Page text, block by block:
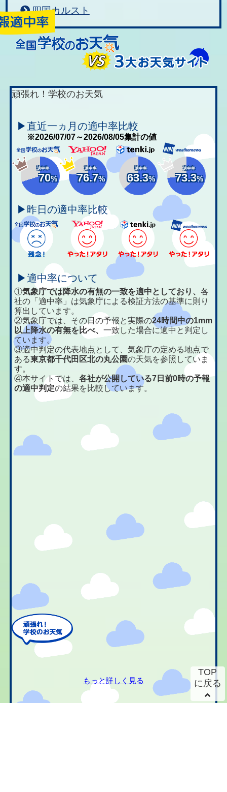
四国カルスト
頑張れ！学校のお天気
▶直近一ヵ月の適中率比較
※2026/07/07～2026/08/05集計の値
適中率
70%
適中率
76.7%
適中率
63.3%
適中率
73.3%
▶昨日の適中率比較
▶適中率について
①気象庁では降水の有無の一致を適中としており、各
社の「適中率」は気象庁による検証方法の基準に則り
算出しています。
②気象庁では、その日の予報と実際の24時間中の1mm
以上降水の有無を比べ、一致した場合に適中と判定し
ています。
③適中判定の代表地点として、気象庁の定める地点で
ある東京都千代田区北の丸公園の天気を参照していま
す。
④本サイトでは、各社が公開している7日前0時の予報
の適中判定の結果を比較しています。
もっと詳しく見る
TOP
に戻る